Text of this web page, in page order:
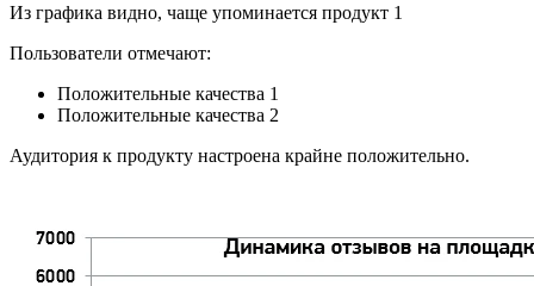
Из графика видно, чаще упоминается продукт 1
Пользователи отмечают:
Положительные качества 1
Положительные качества 2
Аудитория к продукту настроена крайне положительно.